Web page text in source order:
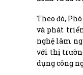
Theo đó,
và phát
nghệ lâm
với thị
dụng công